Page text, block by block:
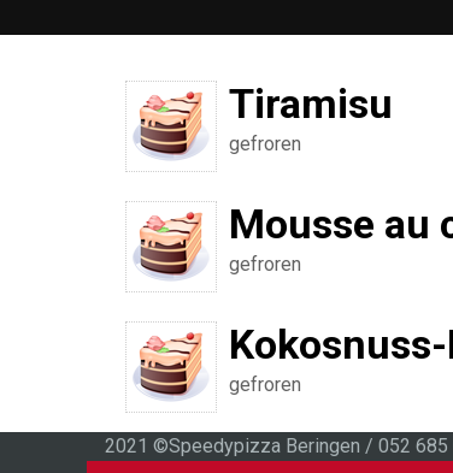
Tiramisu
gefroren
Mousse au
gefroren
gefroren
2021 ©Speedypizza Beringen / 052